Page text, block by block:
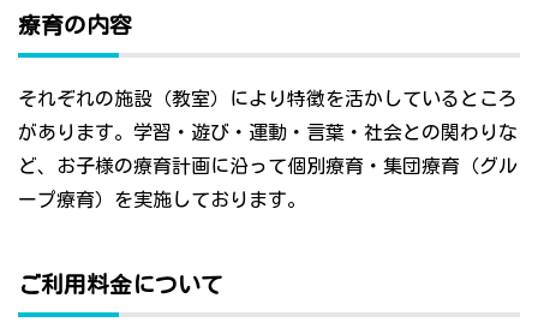
療育の内容
それぞれの施設（教室）により特徴を活かしているところ
があります。学習・遊び・運動・言葉・社会との関わりな
ど、お子様の療育計画に沿って個別療育・集団療育（グル
ープ療育）を実施しております。
ご利用料金について